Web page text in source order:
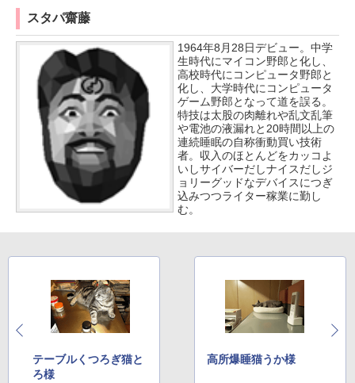
スタパ齋藤
1964年8月28日デビュー。中学
生時代にマイコン野郎と化し、
高校時代にコンピュータ野郎と
化し、大学時代にコンピュータ
ゲーム野郎となって道を誤る。
特技は太股の肉離れや乱文乱筆
や電池の液漏れと20時間以上の
連続睡眠の自称衝動買い技術
者。収入のほとんどをカッコよ
いしサイバーだしナイスだしジ
ョリーグッドなデバイスにつぎ
込みつつライター稼業に勤し
む。
テーブルくつろぎ猫と
ろ様
高所爆睡猫うか様